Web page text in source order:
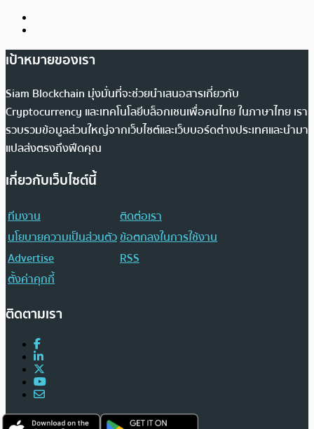
เป้าหมายของเรา
Siam Blockchain มุ่งมั่นที่จะช่วยนำเสนอสารเกี่ยวกับ
Cryptocurrency และเทคโนโลยีบล็อกเชนเพื่อคนไทย ในภาษาไทย เรา
รวบรวมข้อมูลส่วนใหญ่จากเว็บไซต์และเว็บบอร์ดต่างประเทศและนำมา
แปลส่งตรงถึงฟีดคุณ
เกี่ยวกับเว็บไซต์นี้
ทีมงาน
ติดต่อเรา
นโยบายความเป็นส่วนตัวข้อตกลงในการใช้งาน
Advertise
RSS
ตั้งค่าคุกกี้
ติดตามเรา